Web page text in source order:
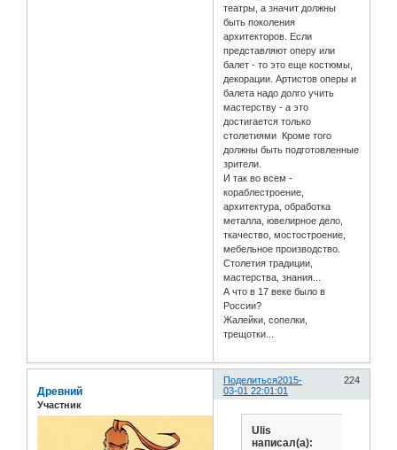
театры, а значит должны
быть поколения
архитекторов. Если
представляют оперу или
балет - то это еще костюмы,
декорации. Артистов оперы и
балета надо долго учить
мастерству - а это
достигается только
столетиями Кроме того
должны быть подготовленные
зрители.
И так во всем -
кораблестроение,
архитектура, обработка
металла, ювелирное дело,
ткачество, мостостроение,
мебельное производство.
Столетия традиции,
мастерства, знания...
А что в 17 веке было в
России?
Жалейки, сопелки,
трещотки...
Поделиться 224
2015-
03-01 22:01:01
Древний
Участник
Ulis
написал(а):